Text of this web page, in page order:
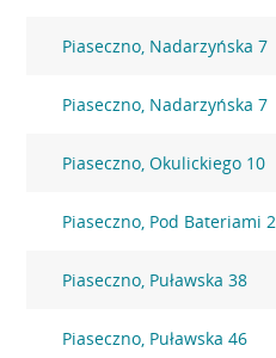
Piaseczno, Nadarzyńska 7
Piaseczno, Nadarzyńska 7
Piaseczno, Okulickiego 10
Piaseczno, Pod Bateriami
Piaseczno, Puławska 38
Piaseczno, Puławska 46